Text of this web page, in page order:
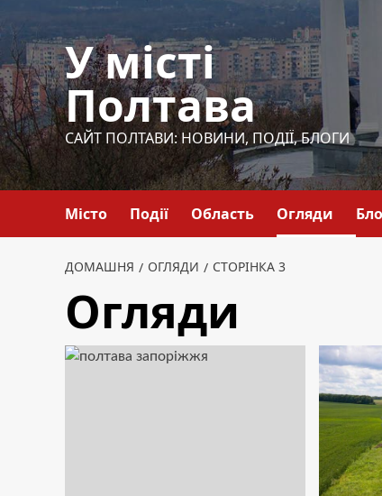
до
вмісту
У місті
Полтава
САЙТ ПОЛТАВИ: НОВИНИ, ПОДІЇ, БЛОГИ
Місто Події Область Огляди
ДОМАШНЯ ОГЛЯДИ СТОРІНКА 3
Огляди